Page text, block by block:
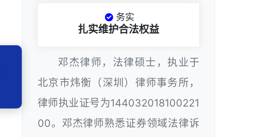
务实
扎实维护合法权益
邓杰律师，法律硕士，执业于
北京市炜衡（深圳）律师事务所，
律师执业证号为144032018100221
00。邓杰律师熟悉证券领域法律诉